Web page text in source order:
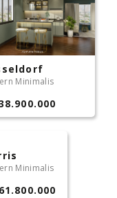
Minimalis
Minimalis